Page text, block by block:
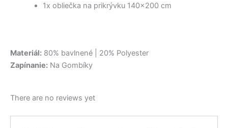
1x obliečka na prikrývku 140×200 cm
Materiál: 80% bavlnené | 20% Polyester
Zapínanie: Na Gombíky
There are no reviews yet